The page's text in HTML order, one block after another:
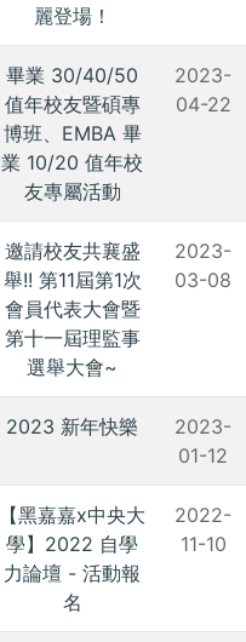
麗登場！
畢業 30/40/50
值年校友暨碩專
博班、EMBA 畢
業 10/20 值年校
友專屬活動
2023-
04-22
邀請校友共襄盛
舉!! 第11屆第1次
會員代表大會暨
第十一屆理監事
選舉大會~
2023-
03-08
2023 新年快樂
2023-
01-12
【黑嘉嘉x中央大
學】2022 自學
力論壇 - 活動報
名
2022-
11-10